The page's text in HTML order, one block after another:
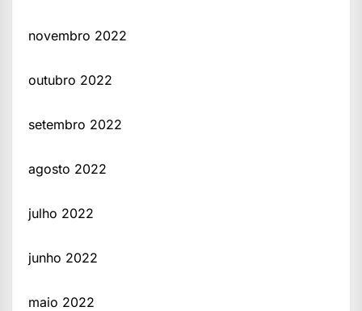
novembro 2022
outubro 2022
setembro 2022
agosto 2022
julho 2022
junho 2022
maio 2022